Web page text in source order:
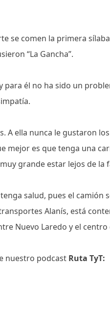
se comen la primera
“La Gancha”.
para él no ha sido un
A ella nunca le gustaron
mejor es que tenga una
grande estar lejos de la
salud, pues el camión
Alanís, está
Nuevo Laredo y el centro
nuestro podcast Ruta TyT: